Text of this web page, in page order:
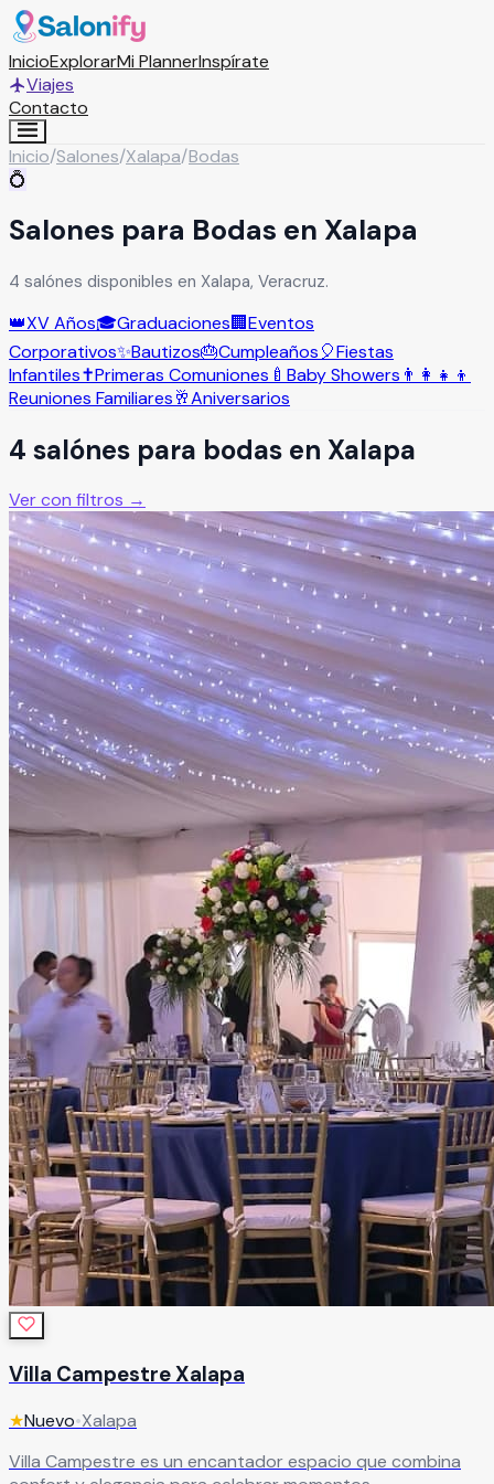
InicioExplorarMi PlannerInspírate
Viajes
Contacto
Inicio/Salones/Xalapa/Bodas
💍
Salones para Bodas en Xalapa
4 salónes disponibles en Xalapa, Veracruz.
👑XV Años🎓Graduaciones🏢Eventos
Corporativos✨Bautizos🎂Cumpleaños🎈Fiestas
Infantiles✝️Primeras Comuniones 🍼 Baby Showers 👨‍👩‍👧‍👦
Reuniones Familiares🥂Aniversarios
4 salónes para bodas en Xalapa
Ver con filtros →
Villa Campestre Xalapa
★Nuevo•Xalapa
Villa Campestre es un encantador espacio que combina